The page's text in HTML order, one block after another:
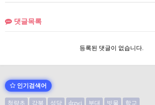
댓글목록
등록된 댓글이 없습니다.
인기검색어
청량초 강북 성당 drzwi 부대 빗물 학교